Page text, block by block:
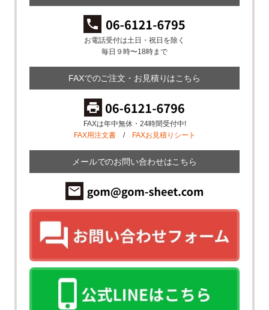
お電話受付は土日・祝日を除く
毎日９時〜18時まで
FAXでのご注文・お見積りはこちら
FAXは年中無休・24時間受付中!
FAX用注文書/ FAXお見積りシート
メールでのお問い合わせはこちら